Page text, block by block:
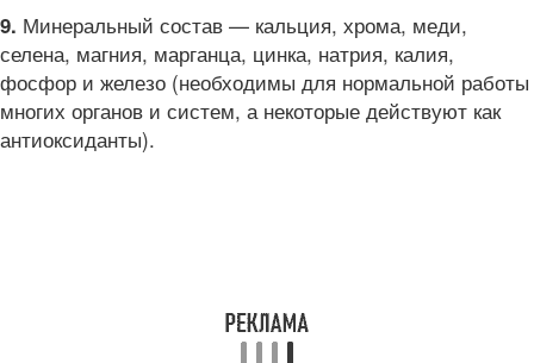
9. Минеральный состав — кальция, хрома, меди,
селена, магния, марганца, цинка, натрия, калия,
фосфор и железо (необходимы для нормальной работы
многих органов и систем, а некоторые действуют как
антиоксиданты).